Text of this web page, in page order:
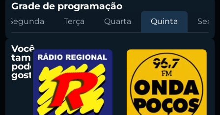
Grade de programação
Segunda Terça Quarta Quinta Sexta
Você
também
pode
gostar